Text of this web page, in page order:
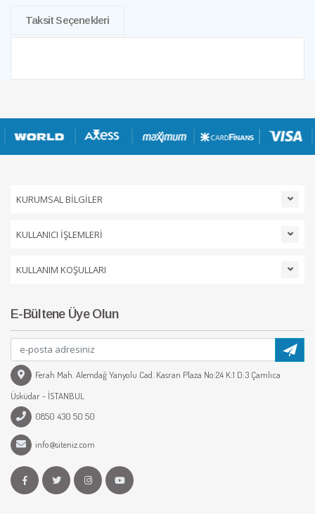
Taksit Seçenekleri
KURUMSAL BİLGİLER
KULLANICI İŞLEMLERİ
KULLANIM KOŞULLARI
E-Bültene Üye Olun
Ferah Mah. Alemdağ Yanyolu Cad. Kasran Plaza No:24 K:1 D:3 Çamlıca
Üsküdar - İSTANBUL
0850 430 50 50
info@siteniz.com